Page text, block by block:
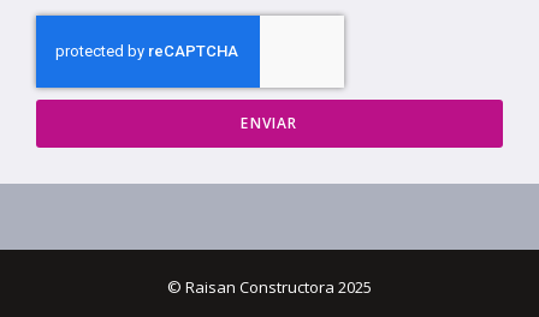
ENVIAR
© Raisan Constructora 2025